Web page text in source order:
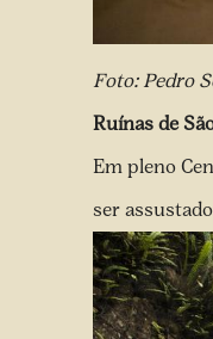
Foto: Pedro
Ruínas de
Em pleno
ser